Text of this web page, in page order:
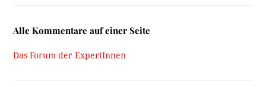
Alle Kommentare auf einer Seite
Das Forum der ExpertInnen